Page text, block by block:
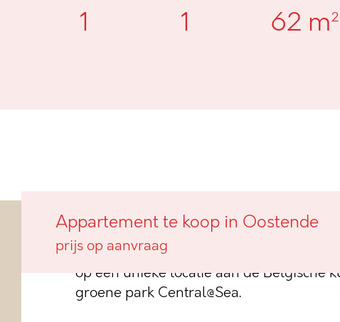
1 1 62 m²
Appartement te koop in Oostende
prijs op aanvraag
In de bruisende stadswijk Oosteroever
residentie Park 27 voor: een hedendaags
op een unieke locatie aan de Belgische
groene park Central@Sea.